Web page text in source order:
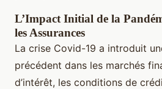
L’Impact Initial de la
les Assurances
La crise Covid-19 a introduit
précédent dans les marchés
d’intérêt, les conditions de